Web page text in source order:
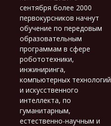
сентября более 2000
первокурсников начнут
обучение по передовым
образовательным
программам в сфере
робототехники,
инжиниринга,
компьютерных технологий
и искусственного
интеллекта, по
гуманитарным,
естественно-научным и